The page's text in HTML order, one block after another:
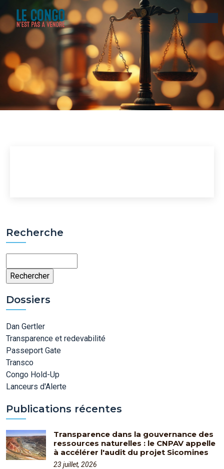
Recherche
Dossiers
Dan Gertler
Transparence et redevabilité
Passeport Gate
Transco
Congo Hold-Up
Lanceurs d'Alerte
Publications récentes
Transparence dans la gouvernance des
ressources naturelles : le CNPAV appelle
à accélérer l'audit du projet Sicomines
23 juillet, 2026